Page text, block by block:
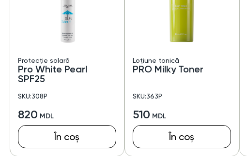
Protecție solară
Pro White Pearl
SPF25
SKU:308P
820
În coș
Loțiune tonică
PRO Milky Toner
SKU:363P
510
În coș